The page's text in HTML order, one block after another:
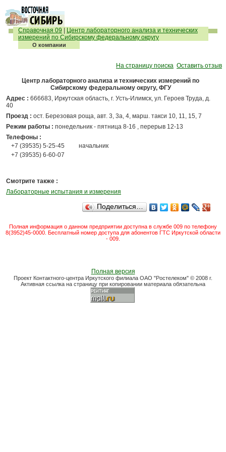
Справочная 09
Центр лабораторного анализа и технических
измерений по Сибирскому федеральному округу
О компании
На страницу поиска Оставить отзыв
Центр лабораторного анализа и технических измерений по
Сибирскому федеральному округу, ФГУ
Адрес : 666683, Иркутская область, г. Усть-Илимск, ул. Героев Труда, д.
40
Проезд : ост. Березовая роща, авт. 3, 3а, 4, марш. такси 10, 11, 15, 7
Режим работы : понедельник - пятница 8-16 , перерыв 12-13
Телефоны :
+7 (39535) 5-25-45
начальник
+7 (39535) 6-60-07
Смотрите также :
Лабораторные испытания и измерения
Поделиться…
Полная информация о данном предприятии доступна в службе 009 по телефону
8(3952)45-0000. Бесплатный номер доступа для абонентов ГТС Иркутской области
- 009.
Полная версия
Проект Контактного-центра Иркутского филиала ОАО "Ростелеком" © 2008 г.
Активная ссылка на страницу при копировании материала обязательна